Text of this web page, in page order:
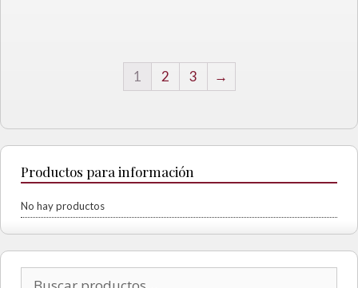
1 2 3 →
Productos para información
No hay productos